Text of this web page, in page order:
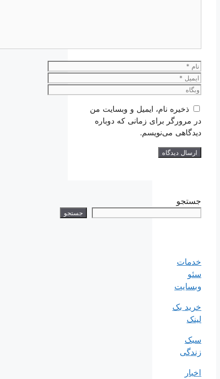
نام
ایمیل
وبگاه
ذخیره نام، ایمیل و وبسایت من
در مرورگر برای زمانی که دوباره
دیدگاهی می‌نویسم.
جستجو
جستجو
خدمات
سئو
وبسایت
خرید بک
لینک
سبک
زندگی
اخبار